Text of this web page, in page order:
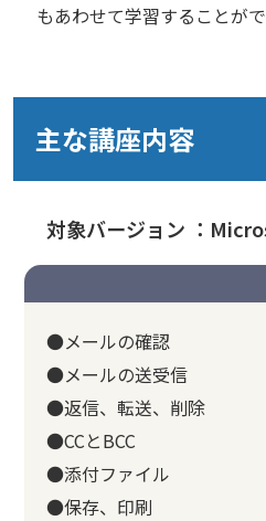
もあわせて学習することがで
主な講座内容
対象バージョン ：
●メールの確認
●メールの送受信
●返信、転送、削除
●CCとBCC
●添付ファイル
●保存、印刷